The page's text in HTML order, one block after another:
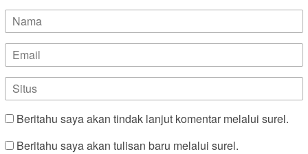
Beritahu saya akan tindak lanjut komentar melalui surel.
Beritahu saya akan tulisan baru melalui surel.